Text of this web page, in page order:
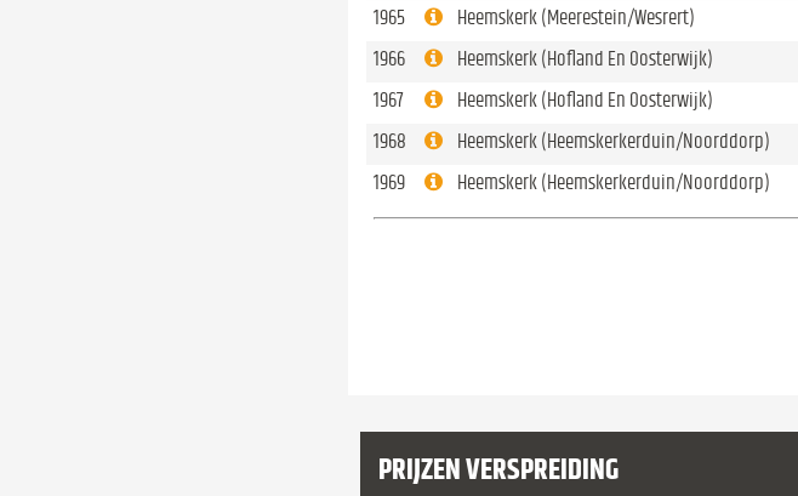
1965
Heemskerk (Meerestein/Wesrert)
1966
Heemskerk (Hofland En Oosterwijk)
1967
Heemskerk (Hofland En Oosterwijk)
1968
Heemskerk (Heemskerkerduin/Noorddorp)
1969
Heemskerk (Heemskerkerduin/Noorddorp)
PRIJZEN VERSPREIDING